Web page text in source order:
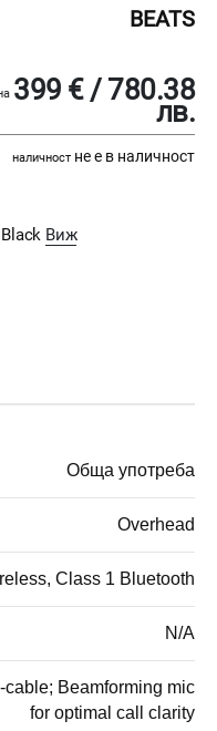
BEATS
399 € / 780.38
лв.
наличност не е в наличност
Виж
Обща употреба
Overhead
Class 1 Bluetooth
N/A
cable; Beamforming mic
for optimal call clarity